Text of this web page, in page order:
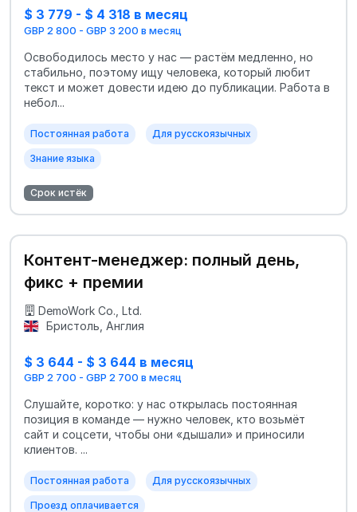
$ 3 779 - $ 4 318 в месяц
GBP 2 800 - GBP 3 200 в месяц
Освободилось место у нас — растём медленно, но
стабильно, поэтому ищу человека, который любит
текст и может довести идею до публикации. Работа в
небол...
Постоянная работа Для русскоязычных
Знание языка
Срок истёк
Контент-менеджер: полный день,
фикс + премии
DemoWork Co., Ltd.
Бристоль, Англия
$ 3 644 - $ 3 644 в месяц
GBP 2 700 - GBP 2 700 в месяц
Слушайте, коротко: у нас открылась постоянная
позиция в команде — нужно человек, кто возьмёт
сайт и соцсети, чтобы они «дышали» и приносили
клиентов. ...
Постоянная работа Для русскоязычных
Проезд оплачивается